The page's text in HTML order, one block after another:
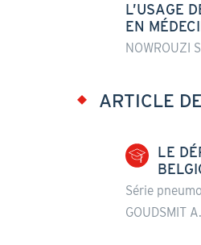
L’USAGE
EN
NOWROUZI
ARTICLE
LE
Série
GOUDSMIT